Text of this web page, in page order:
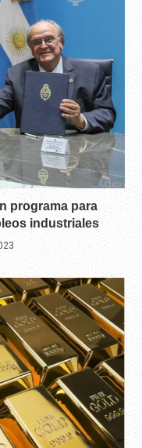
programa para
industriales